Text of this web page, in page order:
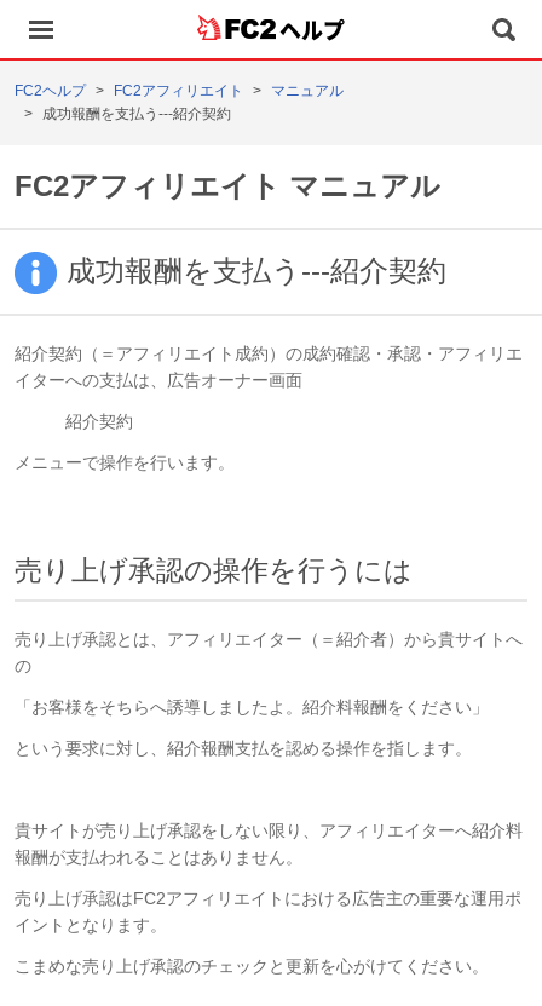
ヘルプ
FC2ヘルプ FC2アフィリエイト
マニュアル
成功報酬を支払う---紹介契約
FC2アフィリエイト マニュアル
成功報酬を支払う---紹介契約
紹介契約（＝アフィリエイト成約）の成約確認・承認・アフィリエ
イターへの支払は、広告オーナー画面
紹介契約
メニューで操作を行います。
売り上げ承認の操作を行うには
売り上げ承認とは、アフィリエイター（＝紹介者）から貴サイトへ
の
「お客様をそちらへ誘導しましたよ。紹介料報酬をください」
という要求に対し、紹介報酬支払を認める操作を指します。
貴サイトが売り上げ承認をしない限り、アフィリエイターへ紹介料
報酬が支払われることはありません。
売り上げ承認はFC2アフィリエイトにおける広告主の重要な運用ポ
イントとなります。
こまめな売り上げ承認のチェックと更新を心がけてください。